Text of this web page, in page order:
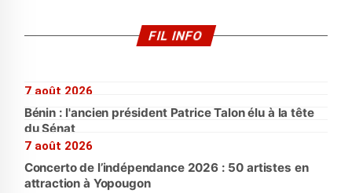
FIL INFO
7 août 2026
Bénin : l'ancien président Patrice Talon élu à la tête
du Sénat
7 août 2026
Concerto de l’indépendance 2026 : 50 artistes en
attraction à Yopougon